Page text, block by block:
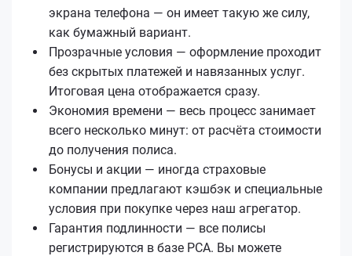
экрана телефона — он имеет такую же силу,
как бумажный вариант.
Прозрачные условия — оформление проходит
без скрытых платежей и навязанных услуг.
Итоговая цена отображается сразу.
Экономия времени — весь процесс занимает
всего несколько минут: от расчёта стоимости
до получения полиса.
Бонусы и акции — иногда страховые
компании предлагают кэшбэк и специальные
условия при покупке через наш агрегатор.
Гарантия подлинности — все полисы
регистрируются в базе РСА. Вы можете